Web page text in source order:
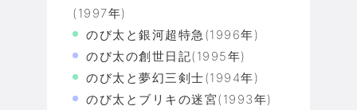
(1997年)
のび太と銀河超特急(1996年)
のび太の創世日記(1995年)
のび太と夢幻三剣士(1994年)
のび太とブリキの迷宮(1993年)